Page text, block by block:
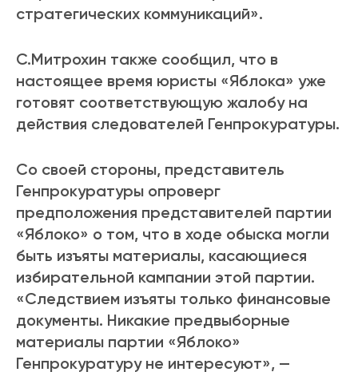
стратегических коммуникаций».
С.Митрохин также сообщил, что в
настоящее время юристы «Яблока» уже
готовят соответствующую жалобу на
действия следователей Генпрокуратуры.
Со своей стороны, представитель
Генпрокуратуры опроверг
предположения представителей партии
«Яблоко» о том, что в ходе обыска могли
быть изъяты материалы, касающиеся
избирательной кампании этой партии.
«Следствием изъяты только финансовые
документы. Никакие предвыборные
материалы партии «Яблоко»
Генпрокуратуру не интересуют», —